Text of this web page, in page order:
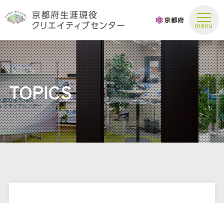
お問い合わせ
TOPICS